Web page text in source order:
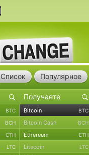
Список Популярное
BTC Bitcoin BTC
BCH Bitcoin Cash BCH
ETH Ethereum ETH
LTC Litecoin LTC